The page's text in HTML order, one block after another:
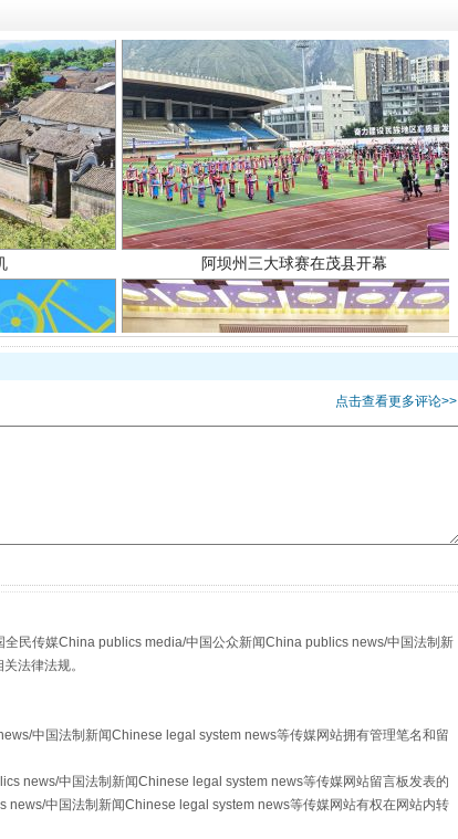
阿坝州三大球赛在茂县开幕
合效能 扯下公款旅游的“隐身衣”
点击查看更多评论>>
民传媒China publics media/中国公众新闻China publics news/中国法制新
法律法规。
中国法制新闻Chinese legal system news等传媒网站拥有管理笔名和留
news/中国法制新闻Chinese legal system news等传媒网站留言板发表的
中国法制新闻Chinese legal system news等传媒网站有权在网站内转